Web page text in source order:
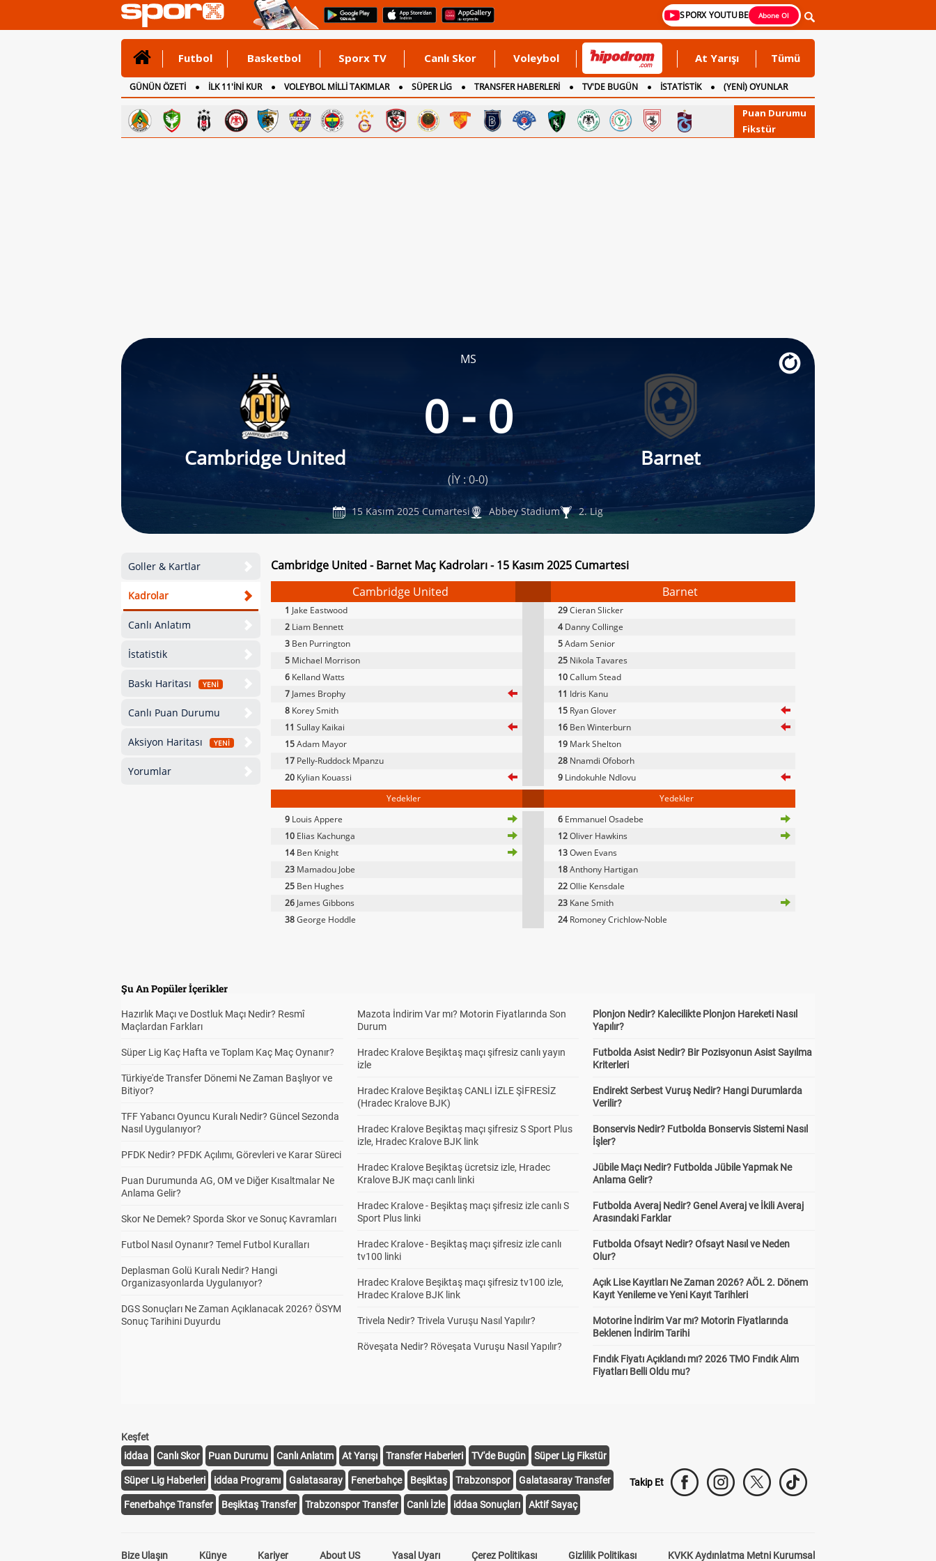
SPORX YOUTUBE Abone Ol
Futbol Basketbol Sporx TV Canlı Skor Voleybol At Yarışı Tümü
GÜNÜN ÖZETİ İLK 11'İNİ KUR VOLEYBOL MİLLİ TAKIMLAR SÜPER LİG TRANSFER HABERLERİ TV'DE BUGÜN İSTATİSTİK
(YENİ) OYUNLAR
CANLI ANLATIM
İNGİLTERE
Puan Durumu
Fikstür
MS
Cambridge United
0 - 0
Barnet
(İY : 0-0)
15 Kasım 2025 Cumartesi Abbey Stadium 2. Lig
Goller & Kartlar
Kadrolar
Canlı Anlatım
İstatistik
Baskı Haritası YENİ
Canlı Puan Durumu
Aksiyon Haritası YENİ
Yorumlar
Cambridge United - Barnet Maç Kadroları - 15 Kasım 2025 Cumartesi
Cambridge United
Barnet
1 Jake Eastwood 29Cieran Slicker
2 Liam Bennett 4 Danny Collinge
3 Ben Purrington 5Adam Senior
5 Michael Morrison 25 Nikola Tavares
6 Kelland Watts 10Callum Stead
7 James Brophy 11 Idris Kanu
8 Korey Smith 15 Ryan Glover
11 Sullay Kaikai 16 Ben Winterburn
15Adam Mayor 19 Mark Shelton
17 Pelly-Ruddock Mpanzu 28 Nnamdi Ofoborh
20 Kylian Kouassi 9 Lindokuhle Ndlovu
Yedekler
Yedekler
9 Louis Appere 6 Emmanuel Osadebe
10 Elias Kachunga 12Oliver Hawkins
14 Ben Knight 13Owen Evans
23 Mamadou Jobe 18Anthony Hartigan
25 Ben Hughes 22Ollie Kensdale
26 James Gibbons 23 Kane Smith
38George Hoddle 24 Romoney Crichlow-Noble
Şu An Popüler İçerikler
Hazırlık Maçı ve Dostluk Maçı Nedir? Resmî
Maçlardan Farkları
Süper Lig Kaç Hafta ve Toplam Kaç Maç Oynanır?
Türkiye'de Transfer Dönemi Ne Zaman Başlıyor ve
Bitiyor?
TFF Yabancı Oyuncu Kuralı Nedir? Güncel Sezonda
Nasıl Uygulanıyor?
PFDK Nedir? PFDK Açılımı, Görevleri ve Karar Süreci
Puan Durumunda AG, OM ve Diğer Kısaltmalar Ne
Anlama Gelir?
Skor Ne Demek? Sporda Skor ve Sonuç Kavramları
Futbol Nasıl Oynanır? Temel Futbol Kuralları
Deplasman Golü Kuralı Nedir? Hangi
Organizasyonlarda Uygulanıyor?
DGS Sonuçları Ne Zaman Açıklanacak 2026? ÖSYM
Sonuç Tarihini Duyurdu
Mazota İndirim Var mı? Motorin Fiyatlarında Son
Durum
Hradec Kralove Beşiktaş maçı şifresiz canlı yayın
izle
Hradec Kralove Beşiktaş CANLI İZLE ŞİFRESİZ
(Hradec Kralove BJK)
Hradec Kralove Beşiktaş maçı şifresiz S Sport Plus
izle, Hradec Kralove BJK link
Hradec Kralove Beşiktaş ücretsiz izle, Hradec
Kralove BJK maçı canlı linki
Hradec Kralove - Beşiktaş maçı şifresiz izle canlı S
Sport Plus linki
Hradec Kralove - Beşiktaş maçı şifresiz izle canlı
tv100 linki
Hradec Kralove Beşiktaş maçı şifresiz tv100 izle,
Hradec Kralove BJK link
Trivela Nedir? Trivela Vuruşu Nasıl Yapılır?
Röveşata Nedir? Röveşata Vuruşu Nasıl Yapılır?
Plonjon Nedir? Kalecilikte Plonjon Hareketi Nasıl
Yapılır?
Futbolda Asist Nedir? Bir Pozisyonun Asist Sayılma
Kriterleri
Endirekt Serbest Vuruş Nedir? Hangi Durumlarda
Verilir?
Bonservis Nedir? Futbolda Bonservis Sistemi Nasıl
İşler?
Jübile Maçı Nedir? Futbolda Jübile Yapmak Ne
Anlama Gelir?
Futbolda Averaj Nedir? Genel Averaj ve İkili Averaj
Arasındaki Farklar
Futbolda Ofsayt Nedir? Ofsayt Nasıl ve Neden
Olur?
Açık Lise Kayıtları Ne Zaman 2026? AÖL 2. Dönem
Kayıt Yenileme ve Yeni Kayıt Tarihleri
Motorine İndirim Var mı? Motorin Fiyatlarında
Beklenen İndirim Tarihi
Fındık Fiyatı Açıklandı mı? 2026 TMO Fındık Alım
Fiyatları Belli Oldu mu?
Keşfet
iddaa
Canlı Skor Puan Durumu Canlı Anlatım At Yarışı Transfer Haberleri TV'de Bugün Süper Lig Fikstür
Süper Lig Haberleri iddaa Programı Galatasaray Fenerbahçe Beşiktaş Trabzonspor Galatasaray Transfer
Fenerbahçe Transfer Beşiktaş Transfer Trabzonspor Transfer Canlı İzle iddaa Sonuçları Aktif Sayaç
Takip Et
Bize Ulaşın Künye Kariyer About US Yasal Uyarı Çerez Politikası Gizlilik Politikası KVKK Aydınlatma Metni Kurumsal